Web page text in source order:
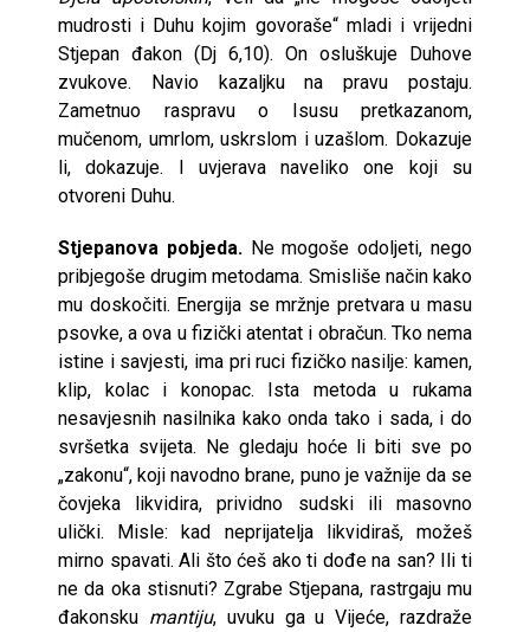
mudrosti i Duhu kojim govoraše“ mladi i vrijedni
Stjepan đakon (Dj 6,10). On osluškuje Duhove
zvukove. Navio kazaljku na pravu postaju.
Zametnuo raspravu o Isusu pretkazanom,
mučenom, umrlom, uskrslom i uzašlom. Dokazuje
li, dokazuje. I uvjerava naveliko one koji su
otvoreni Duhu.
Stjepanova pobjeda. Ne mogoše odoljeti, nego
pribjegoše drugim metodama. Smisliše način kako
mu doskočiti. Energija se mržnje pretvara u masu
psovke, a ova u fizički atentat i obračun. Tko nema
istine i savjesti, ima pri ruci fizičko nasilje: kamen,
klip, kolac i konopac. Ista metoda u rukama
nesavjesnih nasilnika kako onda tako i sada, i do
svršetka svijeta. Ne gledaju hoće li biti sve po
„zakonu“, koji navodno brane, puno je važnije da se
čovjeka likvidira, prividno sudski ili masovno
ulički. Misle: kad neprijatelja likvidiraš, možeš
mirno spavati. Ali što ćeš ako ti dođe na san? Ili ti
ne da oka stisnuti? Zgrabe Stjepana, rastrgaju mu
đakonsku mantiju, uvuku ga u Vijeće, razdraže